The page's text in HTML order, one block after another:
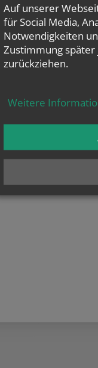
teilen
Auf unserer
für Social Media,
Notwendigkeiten
Zustimmung
zurückziehen.
Weitere